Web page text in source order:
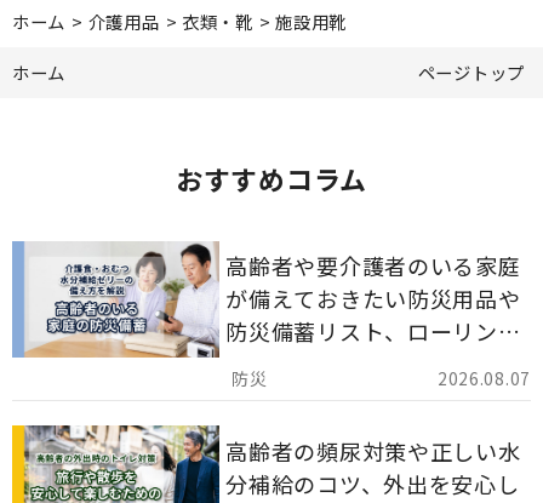
ホーム > 介護用品 > 衣類・靴 >施設用靴
ホーム
ページトップ
おすすめコラム
2026.08.07
高齢者や要介護者のいる家庭
が備えておきたい防災用品や
防災備蓄リスト、ローリング
ストックのポイントについて
解説します。
高齢者の頻尿対策や正しい水
分補給のコツ、外出を安心し